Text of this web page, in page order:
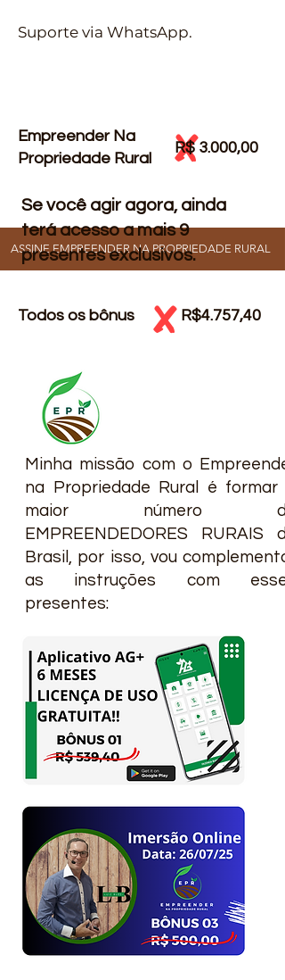
Suporte via WhatsApp.
X
Empreender Na
Propriedade Rural
R$ 3.000,00
ASSINE EMPREENDER NA PROPRIEDADE RURAL
Se você agir agora, ainda
terá acesso a mais 9
presentes exclusivos.
X
Todos os bônus R$4.757,40
Minha missão com o
na Propriedade Rural é formar
maior número
EMPREENDEDORES RURAIS
Brasil, por isso, vou
as instruções com
presentes: